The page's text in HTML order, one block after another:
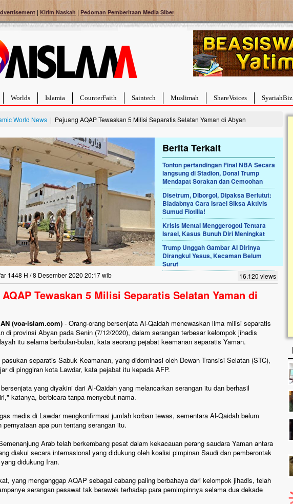
| Kirim Naskah | Pedoman Pemberitaan Media Siber
Worlds Islamia CounterFaith Saintech Muslimah ShareVoices SyariahBiz
World News | Pejuang AQAP Tewaskan 5 Milisi Separatis Selatan Yaman di Abyan
Berita Terkait
Tonton pertandingan Final NBA Secara
langsung di Stadion, Donal Trump
Mendapat Sorakan dan Cemoohan
Disetrum, Diborgol, Dipaksa Berlutut:
Biadabnya Cara Israel Siksa Aktivis
Sumud Flotilla!
Krisis Mental Menggerogoti Tentara
Israel, Kasus Bunuh Diri Meningkat
Trump Unggah Gambar AI Dirinya
Dirangkul Yesus, Kecaman Belum
Surut
1448 H / 8 Desember 2020 20:17 wib 16.120 views
Tewaskan 5 Milisi Separatis Selatan Yaman di
(voa-islam.com) - Orang-orang bersenjata Al-Qaidah menewaskan lima milisi separatis
di provinsi Abyan pada Senin (7/12/2020), dalam serangan terbesar kelompok jihadis
itu selama berbulan-bulan, kata seorang pejabat keamanan separatis Yaman.
pasukan separatis Sabuk Keamanan, yang didominasi oleh Dewan Transisi Selatan (STC),
di pinggiran kota Lawdar, kata pejabat itu kepada AFP.
yang diyakini dari Al-Qaidah yang melancarkan serangan itu dan berhasil
katanya, berbicara tanpa menyebut nama.
medis di Lawdar mengkonfirmasi jumlah korban tewas, sementara Al-Qaidah belum
pernyataan apa pun tentang serangan itu.
Arab telah berkembang pesat dalam kekacauan perang saudara Yaman antara
diakui secara internasional yang didukung oleh koalisi pimpinan Saudi dan pemberontak
didukung Iran.
yang menganggap AQAP sebagai cabang paling berbahaya dari kelompok jihadis, telah
serangan pesawat tak berawak terhadap para pemimpinnya selama dua dekade
Bantu Naura, Balita Hebat Sembuh Dari
Tumor Pembuluh Darah
Hidup Naura Salsabila dipenuhi dengan
rintangan yang sangat berat. Meskipun baru
berusia sepuluh bulan, bayi yang imut ini harus
menghadapi penyakit yang dahsyat, yaitu tumor
pembuluh darah berukuran...
Lima Tahun Mangkrak, Masjid di
Pelosok ini Mengenaskan. Ayo Bantu.!!
Nasib masjid di Kampung Cilumbu ini sungguh
mengenaskan. Lima tahun mangkrak, kini nyaris
berlumut, dan menghitam terpapar panas dan